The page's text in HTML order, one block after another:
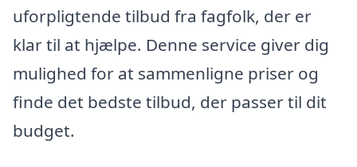
uforpligtende tilbud fra fagfolk, der er
klar til at hjælpe. Denne service giver dig
mulighed for at sammenligne priser og
finde det bedste tilbud, der passer til dit
budget.